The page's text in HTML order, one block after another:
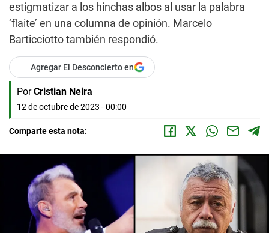
estigmatizar a los hinchas albos al usar la palabra
‘flaite’ en una columna de opinión. Marcelo
Barticciotto también respondió.
Agregar El Desconcierto en
Por Cristian Neira
12 de octubre de 2023 - 00:00
Comparte esta nota: